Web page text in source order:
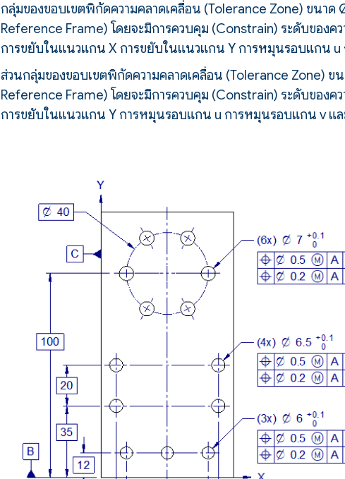
กลุ่มของขอบเขตพิกัดความคลาดเคลื่อน (Tolerance Zone) ขนาด
Reference Frame) โดยจะมีการควบคุม (Constrain) ระดับของ
การขยับในแนวแกน X การขยับในแนวแกน Y การหมุนรอบแกน
ส่วนกลุ่มของขอบเขตพิกัดความคลาดเคลื่อน (Tolerance Zone) ข
Reference Frame) โดยจะมีการควบคุม (Constrain) ระดับของ
การขยับในแนวแกน Y การหมุนรอบแกน u การหมุนรอบแกน v แ